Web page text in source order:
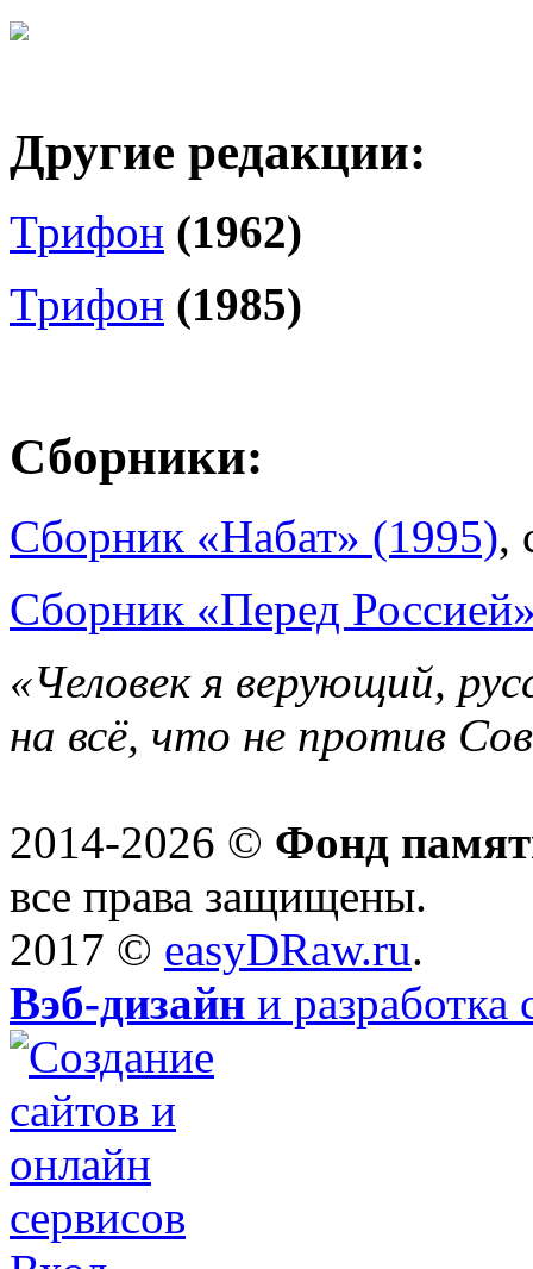
Другие редакции:
Трифон (1962)
Трифон (1985)
Сборники:
Сборник «Набат» (1995),
Сборник «Перед
«Человек я верующий,
на всё, что не против
2014-2026 © Фонд
все права защищены.
2017 © easyDRaw.ru.
Вэб-дизайн и разработка